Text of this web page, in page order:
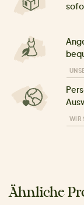
WIR
Ähnliche